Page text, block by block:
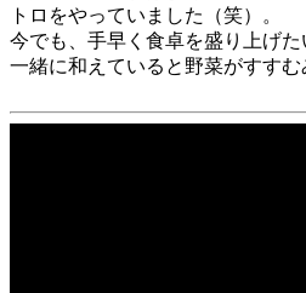
トロをやっていました（笑）。
今でも、手早く食卓を盛り上げ
一緒に和えていると野菜がすすむ